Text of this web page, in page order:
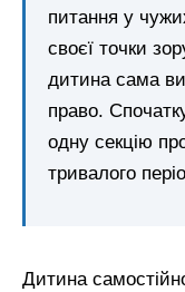
питання у
своєї точки
дитина сама
право.
одну секцію
тривалого
Дитина